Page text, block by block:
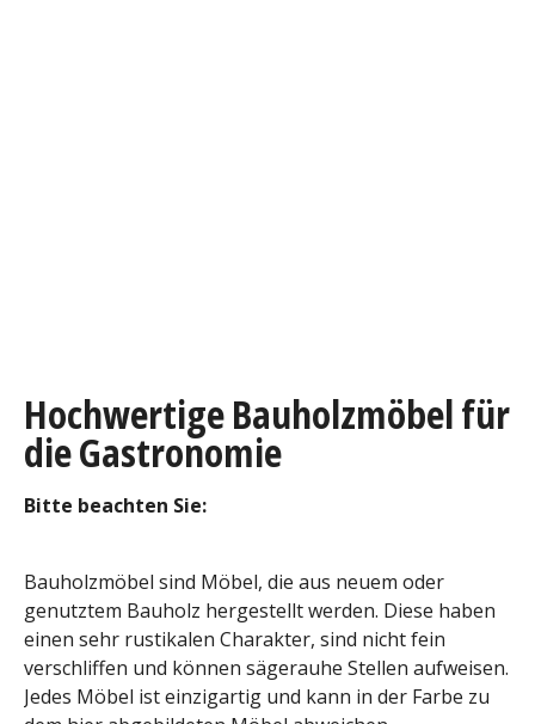
Hochwertige Bauholzmöbel für
die Gastronomie
Bitte beachten Sie:
Bauholzmöbel sind Möbel, die aus neuem oder
genutztem Bauholz hergestellt werden. Diese haben
einen sehr rustikalen Charakter, sind nicht fein
verschliffen und können sägerauhe Stellen aufweisen.
Jedes Möbel ist einzigartig und kann in der Farbe zu